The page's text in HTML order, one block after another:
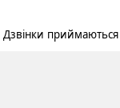
Дзвінки